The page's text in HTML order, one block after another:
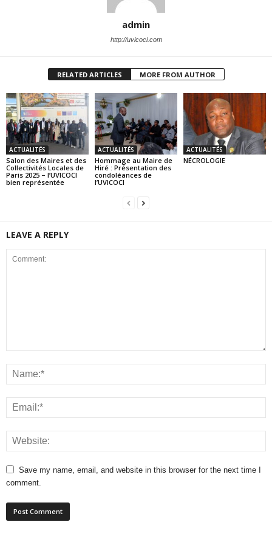
admin
http://uvicoci.com
RELATED ARTICLES MORE FROM AUTHOR
ACTUALITÉS
Salon des Maires et des
Collectivités Locales de
Paris 2025 – l’UVICOCI
bien représentée
ACTUALITÉS
Hommage au Maire de
Hiré : Présentation des
condoléances de
l’UVICOCI
ACTUALITÉS
NÉCROLOGIE
LEAVE A REPLY
Save my name, email, and website in this browser for the next time I
comment.